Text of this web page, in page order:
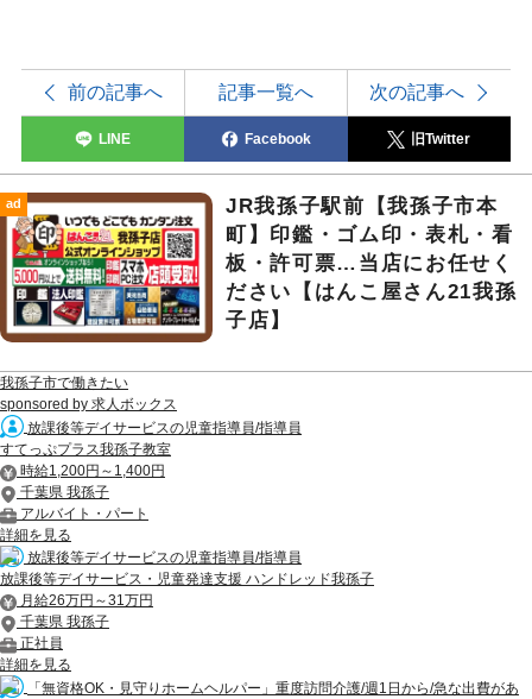
前の記事へ 記事一覧へ 次の記事へ
LINE Facebook 旧Twitter
ad
JR我孫子駅前【我孫子市本
町】印鑑・ゴム印・表札・看
板・許可票…当店にお任せく
ださい【はんこ屋さん21我孫
子店】
我孫子市で働きたい
sponsored by 求人ボックス
放課後等デイサービスの児童指導員/指導員
すてっぷプラス我孫子教室
時給1,200円～1,400円
千葉県 我孫子
アルバイト・パート
詳細を見る
放課後等デイサービスの児童指導員/指導員
放課後等デイサービス・児童発達支援 ハンドレッド我孫子
月給26万円～31万円
千葉県 我孫子
正社員
詳細を見る
「無資格OK・見守りホームヘルパー」重度訪問介護/週1日から/急な出費があ